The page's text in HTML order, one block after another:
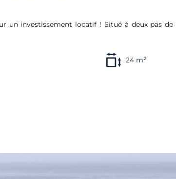
un investissement locatif ! Situé à deux pas de
24 m²